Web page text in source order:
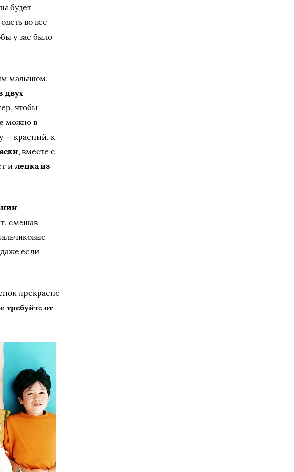
будет
во все
у вас было
малышом,
двух
чтобы
можно в
— красный, к
, вместе с
илепка из
смешав
если
прекрасно
требуйте от